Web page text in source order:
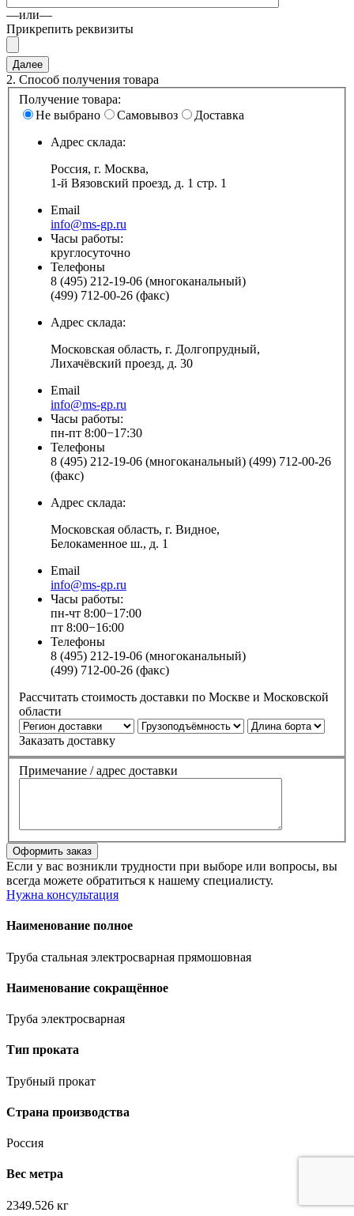
—или—
Прикрепить реквизиты
2. Способ получения товара
Получение товара:
Не выбрано
Самовывоз
Доставка
Адрес склада:
Россия, г. Москва,
1-й Вязовский проезд, д. 1 стр. 1
Email
info@ms-gp.ru
Часы работы:
круглосуточно
Телефоны
8 (495) 212-19-06 (многоканальный)
(499) 712-00-26 (факс)
Адрес склада:
Московская область, г. Долгопрудный,
Лихачёвский проезд, д. 30
Email
info@ms-gp.ru
Часы работы:
пн-пт 8:00−17:30
Телефоны
8 (495) 212-19-06 (многоканальный) (499) 712-00-26
(факс)
Адрес склада:
Московская область, г. Видное,
Белокаменное ш., д. 1
Email
info@ms-gp.ru
Часы работы:
пн-чт 8:00−17:00
пт 8:00−16:00
Телефоны
8 (495) 212-19-06 (многоканальный)
(499) 712-00-26 (факс)
Рассчитать стоимость доставки по Москве и Московской
области
Заказать доставку
Примечание / адрес доставки
Если у вас возникли трудности при выборе или вопросы, вы
всегда можете обратиться к нашему специалисту.
Нужна консультация
Наименование полное
Труба стальная электросварная прямошовная
Наименование сокращённое
Труба электросварная
Тип проката
Трубный прокат
Страна производства
Россия
Вес метра
2349.526 кг